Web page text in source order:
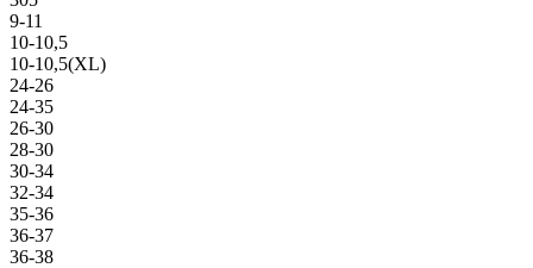
9-11
10-10,5
10-10,5(XL)
24-26
24-35
26-30
28-30
30-34
32-34
35-36
36-37
36-38